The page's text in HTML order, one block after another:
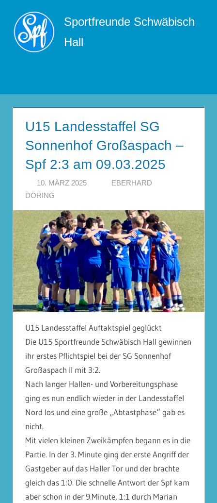
Inhalt
springen
Sportfreunde Schwäbisch
Hall
U15 Landesstaffel SG
Sonnenhof Großaspach –
Spf 2:3 am 09.03.2025
10. MÄRZ 2025
EBERHARD
DÖRING
U15 Landesstaffel Auftaktspiel geglückt
Die U15 Sportfreunde Schwäbisch Hall gewinnen
ihr erstes Pflichtspiel bei der SG Sonnenhof
Großaspach II mit 3:2.
Nach langer Hallen- und Vorbereitungsphase
ging es nun endlich wieder in der Landesstaffel
Nord los und eine große „Abtastphase“ gab es
nicht.
Mit vielen kleinen Zweikämpfen begann es in die
Partie. In der 3. Minute ging der erste Angriff der
Gastgeber auf das Haller Tor und der brachte
gleich das 1:0. Die schnelle Antwort der Spf kam
aber schon in der 9.Minute, 1:1 durch Marian